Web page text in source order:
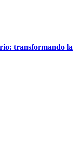
transformando la